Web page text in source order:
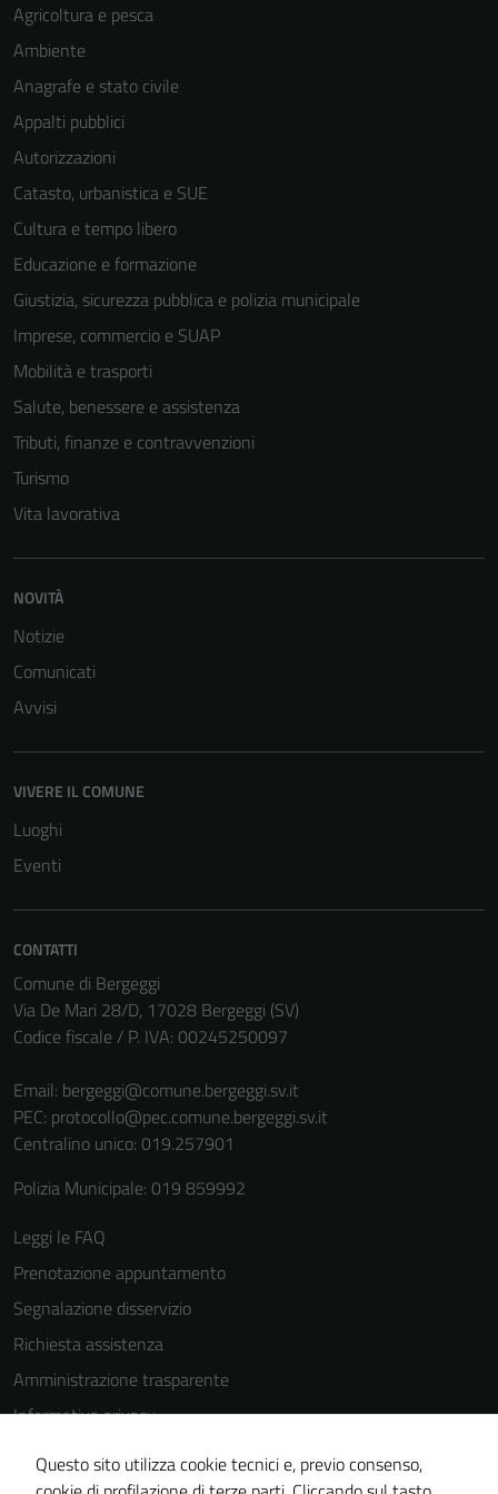
Agricoltura e pesca
Ambiente
Anagrafe e stato civile
Appalti pubblici
Autorizzazioni
Catasto, urbanistica e SUE
Cultura e tempo libero
Educazione e formazione
Giustizia, sicurezza pubblica e polizia municipale
Imprese, commercio e SUAP
Mobilità e trasporti
Salute, benessere e assistenza
Tributi, finanze e contravvenzioni
Turismo
Vita lavorativa
NOVITÀ
Notizie
Comunicati
Avvisi
VIVERE IL COMUNE
Luoghi
Eventi
CONTATTI
Comune di Bergeggi
Via De Mari 28/D, 17028 Bergeggi (SV)
Codice fiscale / P. IVA: 00245250097
Email: bergeggi@comune.bergeggi.sv.it
PEC: protocollo@pec.comune.bergeggi.sv.it
Centralino unico: 019.257901
Polizia Municipale: 019 859992
Leggi le FAQ
Prenotazione appuntamento
Segnalazione disservizio
Richiesta assistenza
Amministrazione trasparente
Informativa privacy
Cookie Policy
Note legali
Questo sito utilizza cookie tecnici e, previo consenso,
per il
funzionamento
possono
essere